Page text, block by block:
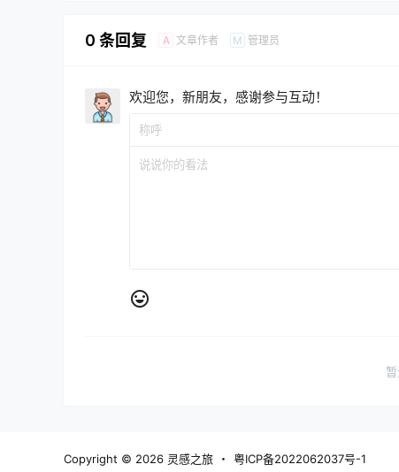
0 条回复 A 文章作者 M 管理员
欢迎您，新朋友，感谢参与互动！
Copyright © 2026 灵感之旅 ・ 粤ICP备2022062037号-1